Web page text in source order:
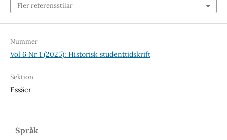
Fler referensstilar
Nummer
Vol 6 Nr 1 (2025): Historisk studenttidskrift
Sektion
Essäer
Språk